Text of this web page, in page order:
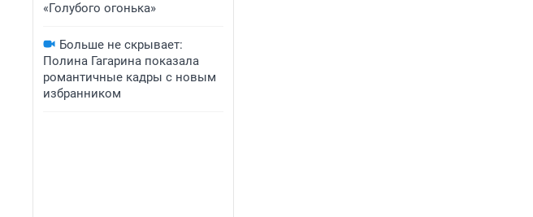
«Голубого огонька»
Больше не скрывает:
Полина Гагарина показала
романтичные кадры с новым
избранником